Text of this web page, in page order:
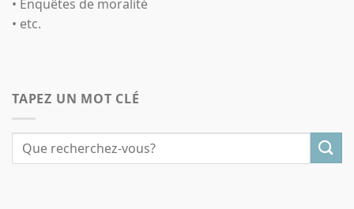
• Enquêtes de moralité
• etc.
TAPEZ UN MOT CLÉ